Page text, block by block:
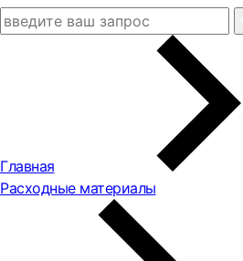
Главная
Расходные материалы